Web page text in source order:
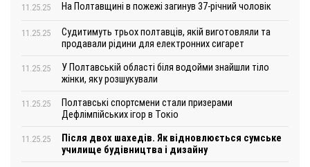
11.25.25 На Полтавщині в пожежі загинув 37-річний чоловік
11.25.25
Судитимуть трьох полтавців, якій виготовляли та
продавали рідини для електронних сигарет
11.25.25
У Полтавській області біля водойми знайшли тіло
жінки, яку розшукували
11.25.25
Полтавські спортсмени стали призерами
Дефлімпійських ігор в Токіо
11.25.25
Після двох шахедів. Як відновлюється сумське
училище будівництва і дизайну